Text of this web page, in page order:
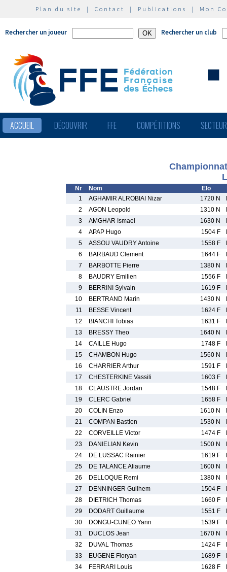
Plan du site | Contact | Publications | Mon
Rechercher un joueur Rechercher un club
ACCUEIL DÉCOUVRIR FFE COMPÉTITIONS
Nr Nom
Elo
1
AGHAMIR ALROBIAI Nizar 1720 N
2
AGON Leopold 1310 N
3
AMGHAR Ismael 1630 N
4
APAP Hugo 1504 F
5
ASSOU VAUDRY Antoine 1558 F
6
BARBAUD Clement 1644 F
7
BARBOTTE Pierre 1380 N
8
BAUDRY Emilien 1556 F
9
BERRINI Sylvain 1619 F
10
BERTRAND Marin 1430 N
11
BESSE Vincent 1624 F
12
BIANCHI Tobias 1631 F
13
BRESSY Theo 1640 N
14
CAILLE Hugo 1748 F
15
CHAMBON Hugo 1560 N
16
CHARRIER Arthur 1591 F
17
CHESTERKINE Vassili 1603 F
18
CLAUSTRE Jordan 1548 F
19
CLERC Gabriel 1658 F
20
COLIN Enzo 1610 N
21
COMPAN Bastien 1530 N
22
CORVEILLE Victor 1474 F
23
DANIELIAN Kevin 1500 N
24
DE LUSSAC Rainier 1619 F
25
DE TALANCE Aliaume 1600 N
26
DELLOQUE Remi 1380 N
27
DENNINGER Guilhem 1504 F
28
DIETRICH Thomas 1660 F
29
DODART Guillaume 1551 F
30
DONGU-CUNEO Yann 1539 F
31
DUCLOS Jean 1670 N
32
DUVAL Thomas 1424 F
33
EUGENE Floryan 1689 F
34
FERRARI Louis 1628 F